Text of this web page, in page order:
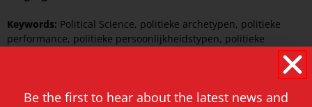
Keywords: Political Science, politieke archetypen, politieke
performance, politieke persoonlijkheidstypen, politieke
Be the first to hear about the latest news and